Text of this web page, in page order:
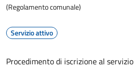
(Regolamento comunale)
Servizio attivo
Procedimento di iscrizione al servizio